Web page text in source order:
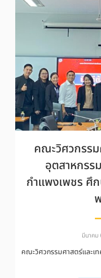
คณะวิศวกรรม
อุตสาหกรร
กำแพงเพชร ศึ
มีนาคม
คณะวิศวกรรมศาสตร์และเ